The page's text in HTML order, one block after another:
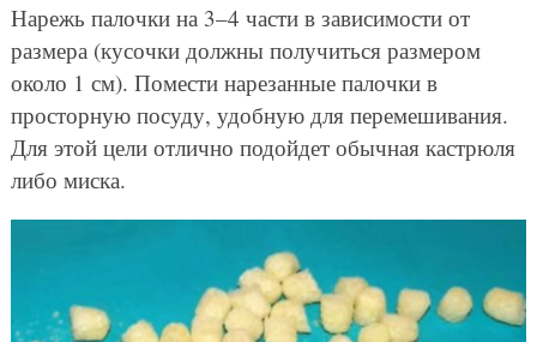
Нарежь палочки на 3–4 части в зависимости от
размера (кусочки должны получиться размером
около 1 см). Помести нарезанные палочки в
просторную посуду, удобную для перемешивания.
Для этой цели отлично подойдет обычная кастрюля
либо миска.